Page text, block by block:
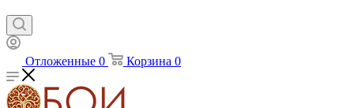
Отложенные 0 Корзина 0